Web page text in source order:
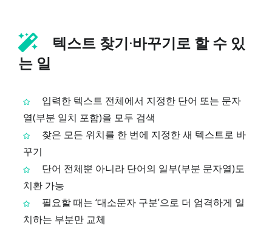
텍스트 찾기·바꾸기로 할 수 있
는 일
입력한 텍스트 전체에서 지정한 단어 또는 문자
열(부분 일치 포함)을 모두 검색
찾은 모든 위치를 한 번에 지정한 새 텍스트로 바
꾸기
단어 전체뿐 아니라 단어의 일부(부분 문자열)도
치환 가능
필요할 때는 ‘대소문자 구분’으로 더 엄격하게 일
치하는 부분만 교체